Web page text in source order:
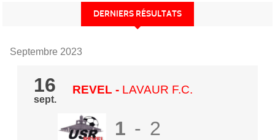
DERNIERS RÉSULTATS
Septembre 2023
16
sept.
REVEL - LAVAUR F.C.
1 - 2